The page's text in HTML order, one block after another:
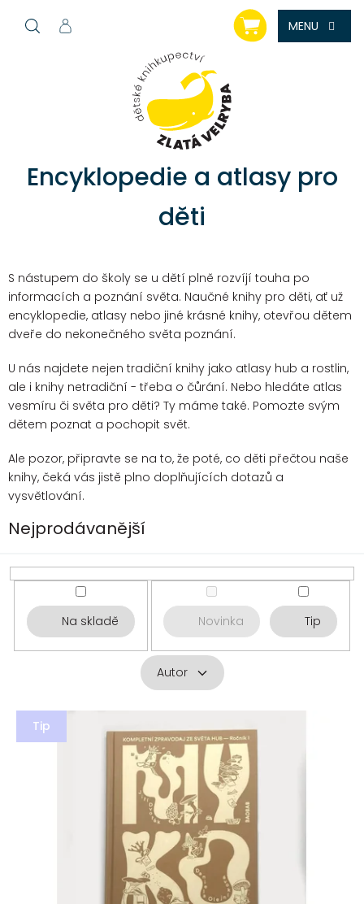
NÁKUPNÍ
KOŠÍK
Encyklopedie a atlasy pro
děti
S nástupem do školy se u dětí plně rozvíjí touha po
informacích a poznání světa. Naučné knihy pro děti, ať už
encyklopedie, atlasy nebo jiné krásné knihy, otevřou dětem
dveře do nekonečného světa poznání.
U nás najdete nejen tradiční knihy jako atlasy hub a rostlin,
ale i knihy netradiční - třeba o čůrání. Nebo hledáte atlas
vesmíru či světa pro děti? Ty máme také. Pomozte svým
dětem poznat a pochopit svět.
Ale pozor, připravte se na to, že poté, co děti přečtou naše
knihy, čeká vás jistě plno doplňujících dotazů a
vysvětlování.
Nejprodávanější
Na skladě Novinka Tip
Autor
V
p
Tip